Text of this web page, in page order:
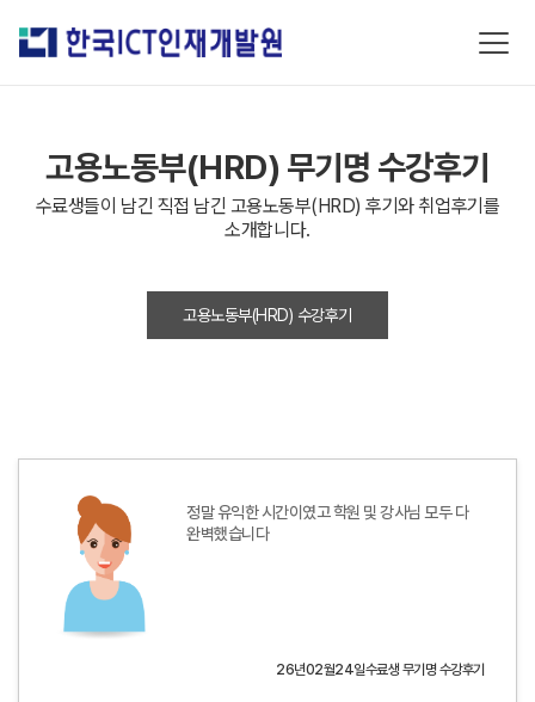
고용노동부(HRD) 무기명 수강후기
수료생들이 남긴 직접 남긴 고용노동부(HRD) 후기와 취업후기를
소개합니다.
고용노동부(HRD) 수강후기
정말 유익한 시간이였고 학원 및 강사님 모두 다
완벽했습니다
26년02월24일수료생 무기명 수강후기